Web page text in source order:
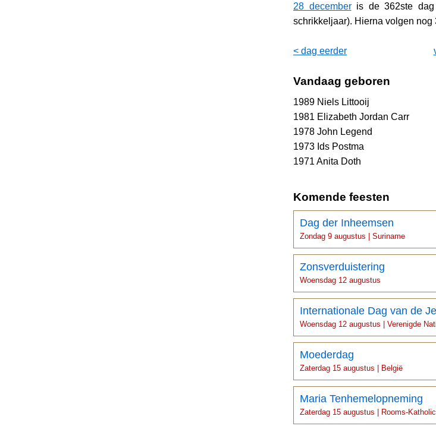
28 decemberis de 362ste dag
schrikkeljaar). Hierna volgen nog
< dag eerder
Vandaag geboren
1989 Niels Littooij
1981 Elizabeth Jordan Carr
1978 John Legend
1973 Ids Postma
1971 Anita Doth
Komende feesten
Dag der Inheemsen
Zondag 9 augustus | Suriname
Zonsverduistering
Woensdag 12 augustus
Internationale Dag van de
Woensdag 12 augustus | Verenigde
Moederdag
Zaterdag 15 augustus | België
Maria Tenhemelopneming
Zaterdag 15 augustus | Rooms-